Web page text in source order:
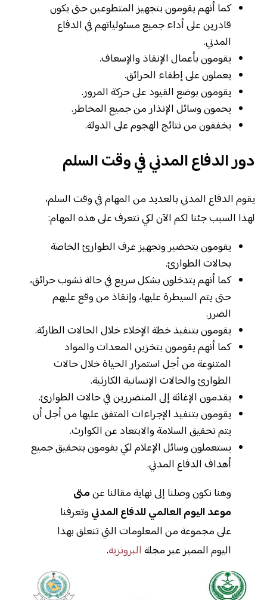
كما أنهم يقومون بتجهيز المتطوعين حتى يكون
قادرين على أداء جميع مسئولياتهم في الدفاع
المدني.
يقومون بأعمال الإنقاذ والإسعاف.
يعملون على إطفاء الحرائق.
يقومون بوضع القيود على حركة المرور.
يحمون وسائل الإنذار من جميع المخاطر.
يخففون من نتائج الهجوم على الدولة.
دور الدفاع المدني في وقت السلم
يقوم الدفاع المدني بالعديد من المهام في وقت السلم،
لهذا السبب جئنا لكم الآن لكي نتعرف على هذه المهام:
يقومون بتحضير وتجهيز غرف الطوارئ الخاصة
بحالات الطوارئ.
كما أنهم يتدخلون بشكل سريع في حالة نشوب حرائق،
حتى يتم السيطرة عليها، وإنقاذ من وقع عليهم
الضرر.
يقومون بتنفيذ خطة الإخلاء خلال الحالات الطارئة.
كما أنهم يقومون بتخزين المعدات والمواد
المتنوعة من أجل استمرار الحياة خلال حالات
الطوارئ والحالات الإنسانية الكارثية.
يقدمون الإغاثة إلى المتضررين في حالات الطوارئ.
يقومون بتنفيذ الإجراءات المتفق عليها من أجل أن
يتم تحقيق السلامة والابتعاد عن الكوارث.
يستعملون وسائل الإعلام لكي يقومون بتحقيق جميع
أهداف الدفاع المدني.
وهنا نكون وصلنا إلى نهاية مقالنا عنمتى
موعد اليوم العالمي للدفاع المدني وتعرفنا
على مجموعة من المعلومات التي تتعلق بهذا
اليوم المميز عبر مجلة البرونزية.